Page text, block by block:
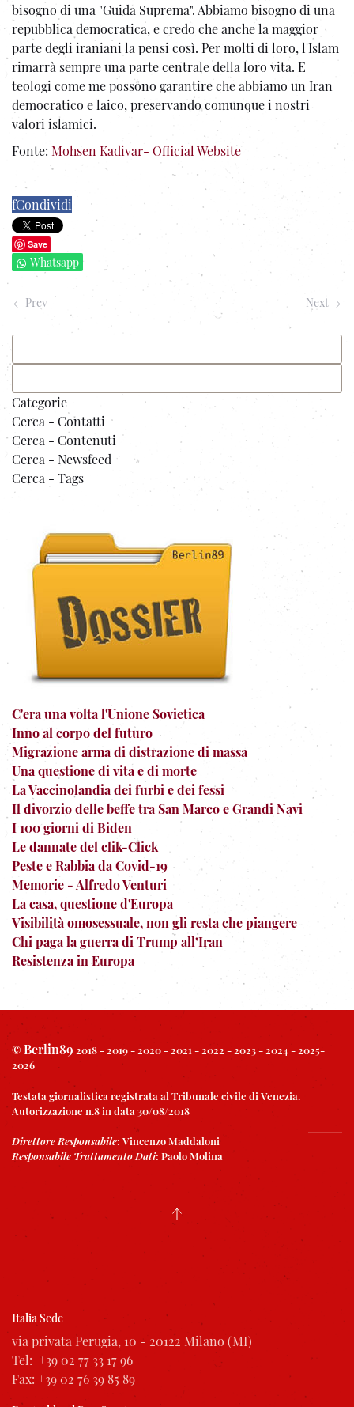
bisogno di una "Guida Suprema". Abbiamo bisogno di una
repubblica democratica, e credo che anche la maggior
parte degli iraniani la pensi così. Per molti di loro, l'Islam
rimarrà sempre una parte centrale della loro vita. E
teologi come me possono garantire che abbiamo un Iran
democratico e laico, preservando comunque i nostri
valori islamici.
Fonte: Mohsen Kadivar- Official Website
fCondividi
Save
Whatsapp
Prev Next
Categorie
Cerca - Contatti
Cerca - Contenuti
Cerca - Newsfeed
Cerca - Tags
C'era una volta l'Unione Sovietica
Inno al corpo del futuro
Migrazione arma di distrazione di massa
Una questione di vita e di morte
La Vaccinolandia dei furbi e dei fessi
Il divorzio delle beffe tra San Marco e Grandi Navi
I 100 giorni di Biden
Le dannate del clik-Click
Peste e Rabbia da Covid-19
Memorie - Alfredo Venturi
La casa, questione d'Europa
Visibilità omosessuale, non gli resta che piangere
Chi paga la guerra di Trump all’Iran
Resistenza in Europa
© Berlin89 2018 - 2019 - 2020 - 2021 - 2022 - 2023 - 2024 - 2025-
2026
Testata giornalistica registrata al Tribunale civile di Venezia.
Autorizzazione n.8 in data 30/08/2018
Direttore Responsabile: Vincenzo Maddaloni
Responsabile Trattamento Dati: Paolo Molina
Italia Sede
via privata Perugia, 10 - 20122 Milano (MI)
Tel: +39 02 77 33 17 96
Fax: +39 02 76 39 85 89